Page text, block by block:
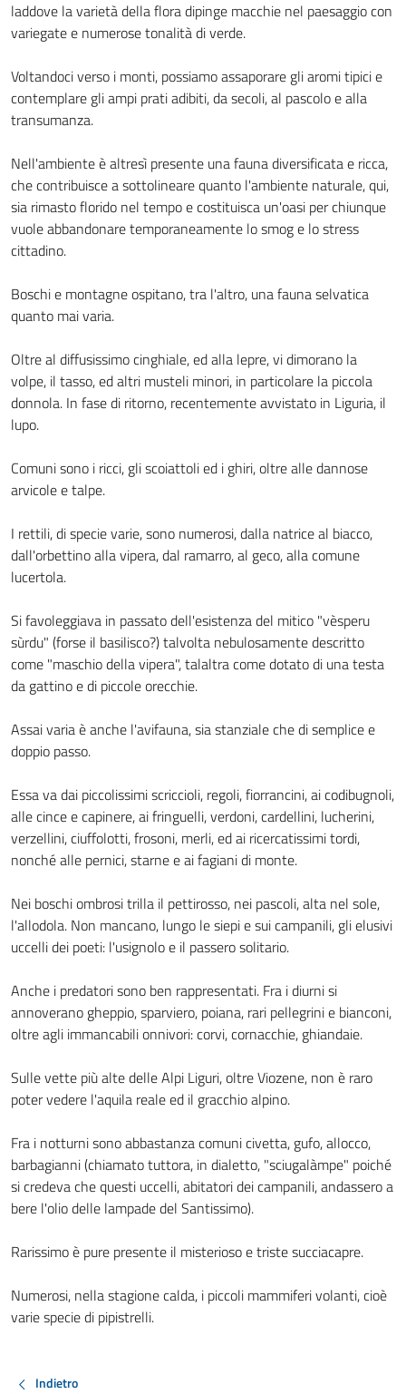
laddove la varietà della flora dipinge macchie nel paesaggio con
variegate e numerose tonalità di verde.
Voltandoci verso i monti, possiamo assaporare gli aromi tipici e
contemplare gli ampi prati adibiti, da secoli, al pascolo e alla
transumanza.
Nell'ambiente è altresì presente una fauna diversificata e ricca,
che contribuisce a sottolineare quanto l'ambiente naturale, qui,
sia rimasto florido nel tempo e costituisca un'oasi per chiunque
vuole abbandonare temporaneamente lo smog e lo stress
cittadino.
Boschi e montagne ospitano, tra l'altro, una fauna selvatica
quanto mai varia.
Oltre al diffusissimo cinghiale, ed alla lepre, vi dimorano la
volpe, il tasso, ed altri musteli minori, in particolare la piccola
donnola. In fase di ritorno, recentemente avvistato in Liguria, il
lupo.
Comuni sono i ricci, gli scoiattoli ed i ghiri, oltre alle dannose
arvicole e talpe.
I rettili, di specie varie, sono numerosi, dalla natrice al biacco,
dall'orbettino alla vipera, dal ramarro, al geco, alla comune
lucertola.
Si favoleggiava in passato dell'esistenza del mitico "vèsperu
sùrdu" (forse il basilisco?) talvolta nebulosamente descritto
come "maschio della vipera", talaltra come dotato di una testa
da gattino e di piccole orecchie.
Assai varia è anche l'avifauna, sia stanziale che di semplice e
doppio passo.
Essa va dai piccolissimi scriccioli, regoli, fiorrancini, ai codibugnoli,
alle cince e capinere, ai fringuelli, verdoni, cardellini, lucherini,
verzellini, ciuffolotti, frosoni, merli, ed ai ricercatissimi tordi,
nonché alle pernici, starne e ai fagiani di monte.
Nei boschi ombrosi trilla il pettirosso, nei pascoli, alta nel sole,
l'allodola. Non mancano, lungo le siepi e sui campanili, gli elusivi
uccelli dei poeti: l'usignolo e il passero solitario.
Anche i predatori sono ben rappresentati. Fra i diurni si
annoverano gheppio, sparviero, poiana, rari pellegrini e bianconi,
oltre agli immancabili onnivori: corvi, cornacchie, ghiandaie.
Sulle vette più alte delle Alpi Liguri, oltre Viozene, non è raro
poter vedere l'aquila reale ed il gracchio alpino.
Fra i notturni sono abbastanza comuni civetta, gufo, allocco,
barbagianni (chiamato tuttora, in dialetto, "sciugalàmpe" poiché
si credeva che questi uccelli, abitatori dei campanili, andassero a
bere l'olio delle lampade del Santissimo).
Rarissimo è pure presente il misterioso e triste succiacapre.
Numerosi, nella stagione calda, i piccoli mammiferi volanti, cioè
varie specie di pipistrelli.
Indietro